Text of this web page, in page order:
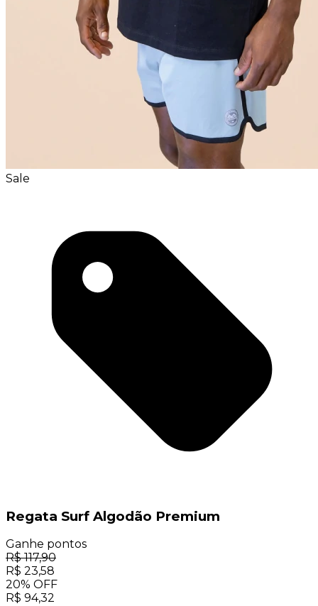
Regata Surf Algodão Premium
Ganhe pontos
R$117,90
R$ 23,58
20% OFF
R$ 94,32